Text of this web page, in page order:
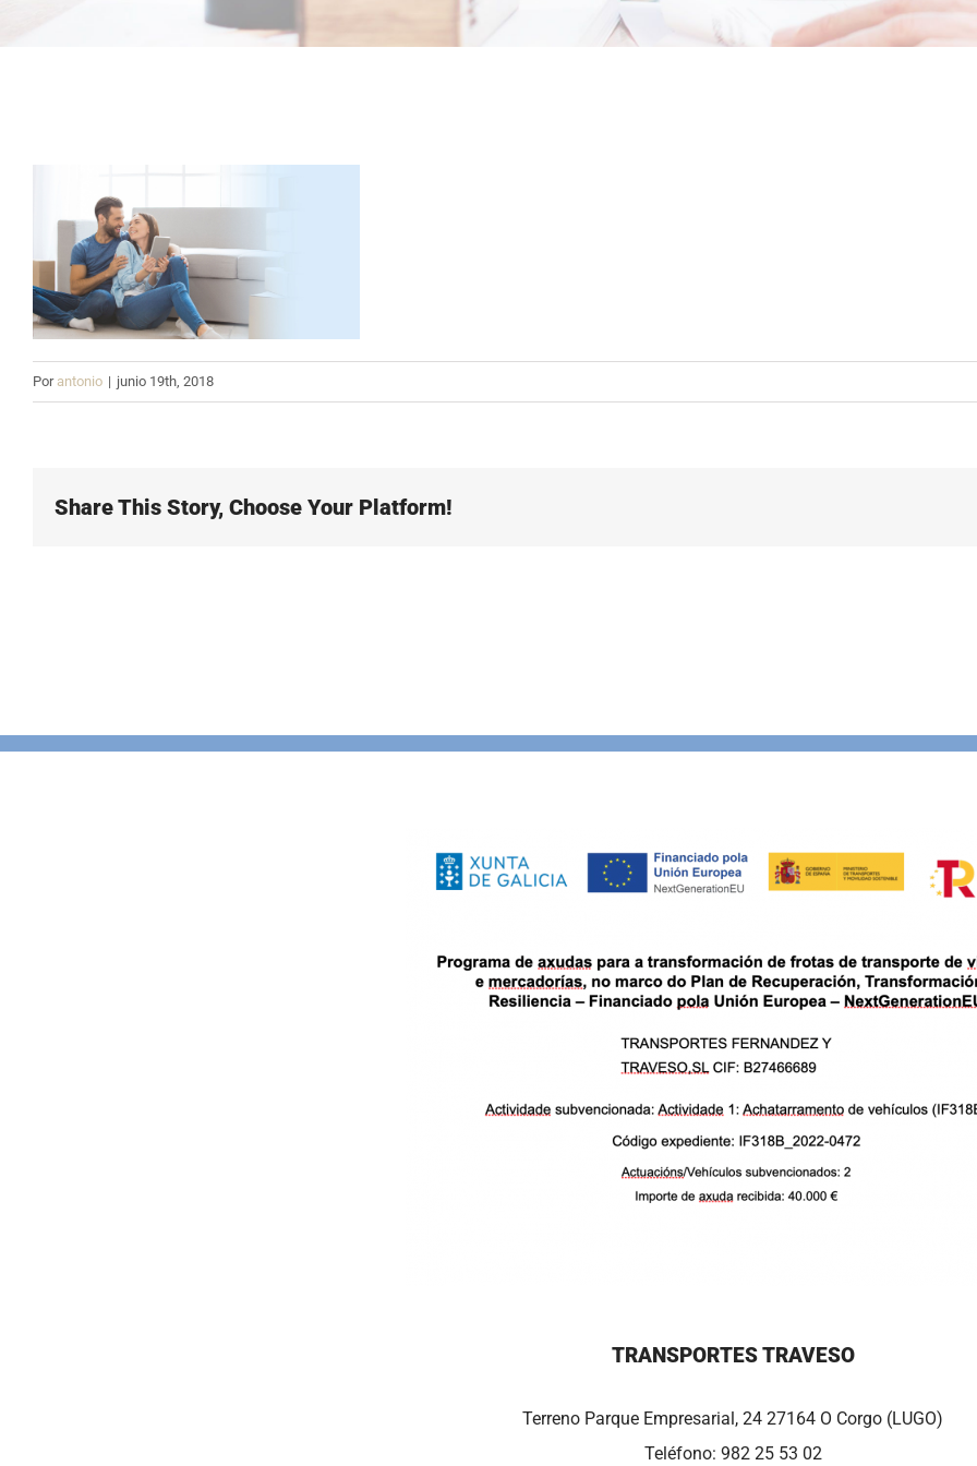
Por antonio | junio 19th, 2018
Share This Story, Choose Your Platform!
TRANSPORTES TRAVESO
Terreno Parque Empresarial, 24 27164 O Corgo (LUGO)
Teléfono: 982 25 53 02